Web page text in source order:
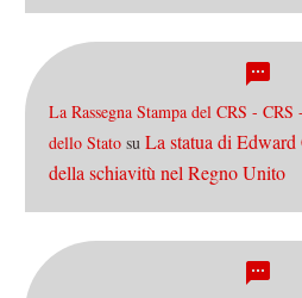
La Rassegna Stampa del CRS -
dello Stato su La statua di
della schiavitù nel Regno Unito